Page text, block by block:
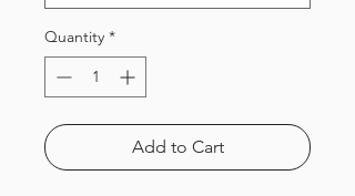
Quantity *
Add to Cart